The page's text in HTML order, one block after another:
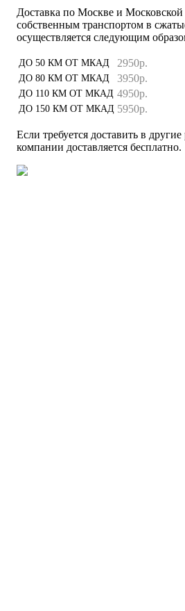
Доставка по Москве и Московской
собственным транспортом в
осуществляется следующим
ДО 50 КМ ОТ МКАД 2950р.
ДО 80 КМ ОТ МКАД 3950р.
ДО 110 КМ ОТ МКАД 4950р.
ДО 150 КМ ОТ МКАД 5950р.
Если требуется доставить в
компании доставляется бесплатно.